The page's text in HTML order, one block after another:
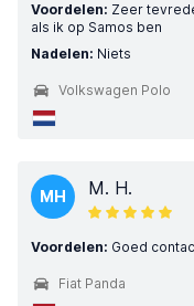
Voordelen: Zeer
als ik op Samos ben
Nadelen: Niets
Volkswagen Polo
MH M. H.
Voordelen: Goed
Fiat Panda